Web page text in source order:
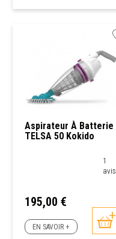
Aspirateur À Batterie
TELSA 50 Kokido
1
avis
Prix
195,00 €
EN SAVOIR +